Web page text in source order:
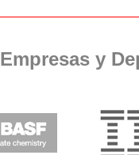
Empresas y